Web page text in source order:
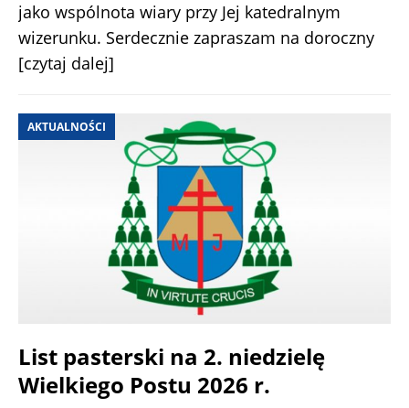
jako wspólnota wiary przy Jej katedralnym
wizerunku. Serdecznie zapraszam na doroczny
[czytaj dalej]
AKTUALNOŚCI
List pasterski na 2. niedzielę
Wielkiego Postu 2026 r.